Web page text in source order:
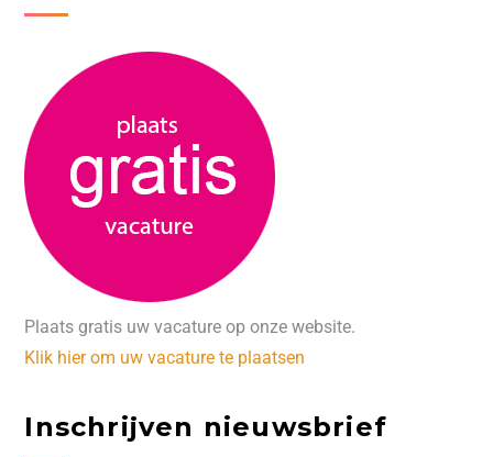
Plaats gratis uw vacature op onze website.
Klik hier om uw vacature te plaatsen
Inschrijven nieuwsbrief